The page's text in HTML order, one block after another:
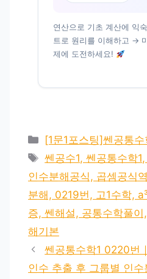
연산으로 기초 계산에 익
트로 원리를 이해하고 →
제에 도전하세요!
카
테
리
[1문1포스팅]쎈공통수
태
그
쎈공수1, 쎈공통수학
인수분해공식, 곱셈공식
분해, 0219번, 고1수학,
증, 쎈해설, 공통수학풀
해기본
쎈공통수학1 0220번
인수 추출 후 그룹별 인